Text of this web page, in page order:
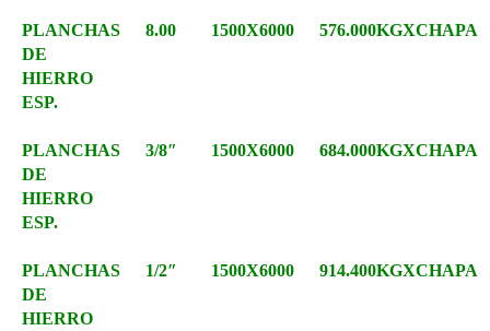
PLANCHAS
DE
HIERRO
ESP.
8.00 1500X6000 576.000KGXCHAPA
PLANCHAS
DE
HIERRO
ESP.
3/8″ 1500X6000 684.000KGXCHAPA
PLANCHAS
DE
HIERRO
1/2″ 1500X6000 914.400KGXCHAPA